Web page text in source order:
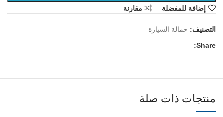
إضافة للمفضلة
مقارنة
التصنيف: حمالة السيارة
Share:
منتجات ذات صلة